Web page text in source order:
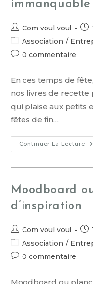
immanquable
Com voul voul
Association /
0 commentaire
En ces temps de
nos livres de
qui plaise aux petits
fêtes de fin…
Continuer La Lecture
Moodboard
d’inspiration
Com voul voul
Association /
0 commentaire
Moodboard ou